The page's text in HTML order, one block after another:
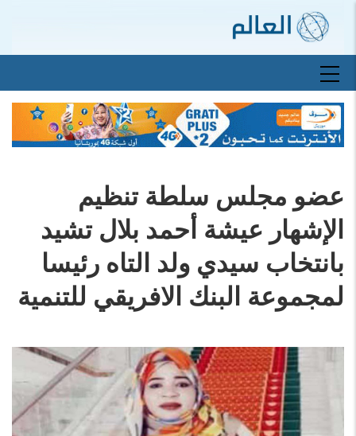
الرئيسيMain
navigation
عضو مجلس سلطة تنظيم
الإشهار عيشة أحمد بلال تشيد
بانتخاب سيدي ولد التاه رئيسا
لمجموعة البنك الافريقي للتنمية